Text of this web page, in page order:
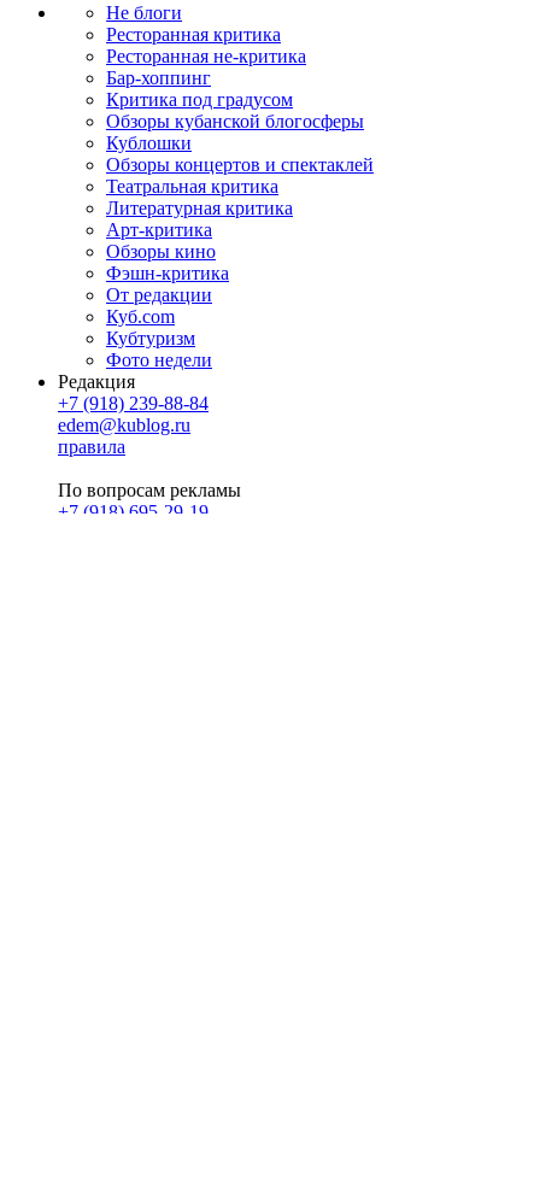
Не блоги
Ресторанная критика
Ресторанная не-критика
Бар-хоппинг
Критика под градусом
Обзоры кубанской блогосферы
Кублошки
Обзоры концертов и спектаклей
Театральная критика
Литературная критика
Арт-критика
Обзоры кино
Фэшн-критика
От редакции
Куб.com
Кубтуризм
Фото недели
Редакция
+7 (918) 239-88-84
edem@kublog.ru
правила
По вопросам рекламы
+7 (918) 695-29-19